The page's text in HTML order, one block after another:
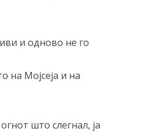
и одново не го
на Мојсеја и на
што слегнал, ја